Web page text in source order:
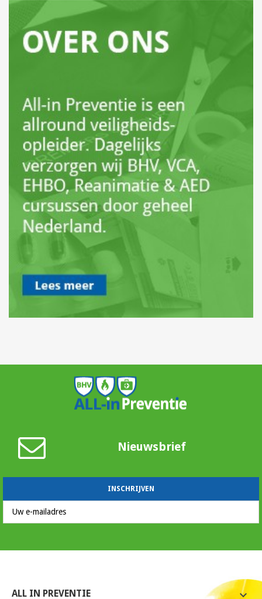
Nieuwsbrief
ALL IN PREVENTIE 